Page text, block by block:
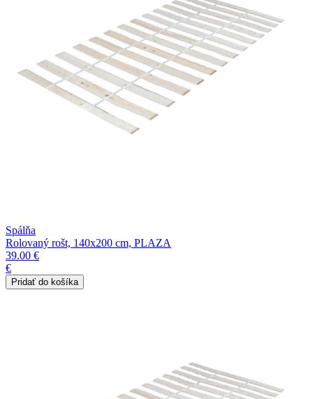
Spálňa
Rolovaný rošt, 140x200 cm, PLAZA
39.00 €
€